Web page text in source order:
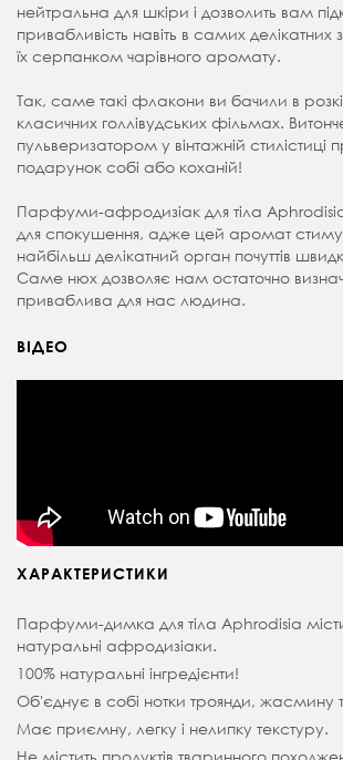
нейтральна для шкіри і дозволить вам
привабливість навіть в самих
їх серпанком чарівного аромату.
Так, саме такі флакони ви бачили в
класичних голлівудських фільмах.
пульверизатором у вінтажній стилістиці
подарунок собі або коханій!
Парфуми-афродизіак для тіла
для спокушення, адже цей аромат
найбільш делікатний орган почуттів
Саме нюх дозволяє нам остаточно
приваблива для нас людина.
ВІДЕО
ХАРАКТЕРИСТИКИ
Парфуми-димка для тіла Aphrodisia
натуральні афродизіаки.
100% натуральні інгредієнти!
Об'єднує в собі нотки троянди, жасмину
Має приємну, легку і нелипку текстуру.
Не містить продуктів тваринного